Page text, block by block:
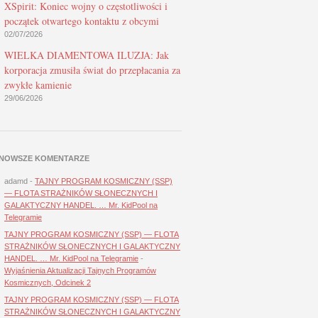
XSpirit: Koniec wojny o częstotliwości i
początek otwartego kontaktu z obcymi
02/07/2026
WIELKA DIAMENTOWA ILUZJA: Jak
korporacja zmusiła świat do przepłacania za
zwykłe kamienie
29/06/2026
KOMENTARZE
adamd - TAJNY PROGRAM KOSMICZNY (SSP)
— FLOTA STRAŻNIKÓW SŁONECZNYCH I
GALAKTYCZNY HANDEL. … Mr. KidPool na
Telegramie
TAJNY PROGRAM KOSMICZNY (SSP) — FLOTA
STRAŻNIKÓW SŁONECZNYCH I GALAKTYCZNY
HANDEL. … Mr. KidPool na Telegramie -
Wyjaśnienia Aktualizacji Tajnych Programów
Kosmicznych, Odcinek 2
TAJNY PROGRAM KOSMICZNY (SSP) — FLOTA
STRAŻNIKÓW SŁONECZNYCH I GALAKTYCZNY